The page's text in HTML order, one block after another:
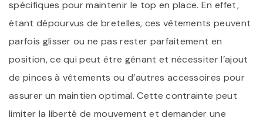
spécifiques pour maintenir le top en place. En effet,
étant dépourvus de bretelles, ces vêtements peuvent
parfois glisser ou ne pas rester parfaitement en
position, ce qui peut être gênant et nécessiter l’ajout
de pinces à vêtements ou d’autres accessoires pour
assurer un maintien optimal. Cette contrainte peut
limiter la liberté de mouvement et demander une